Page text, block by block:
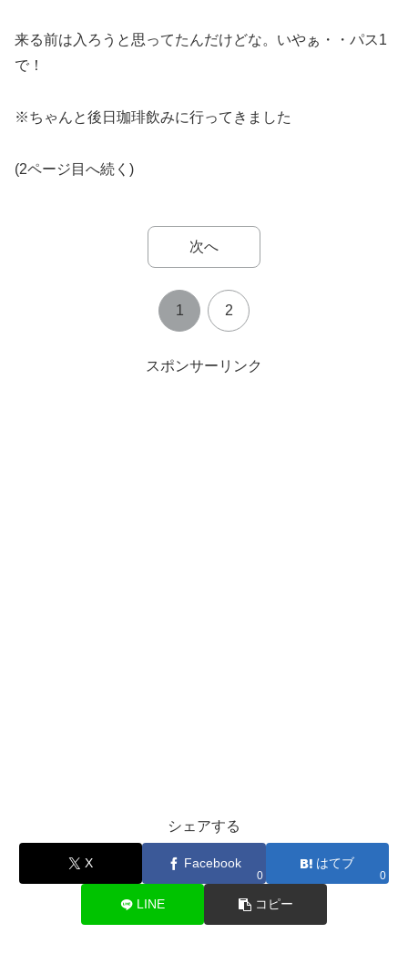
来る前は入ろうと思ってたんだけどな。いやぁ・・パス1
で！
※ちゃんと後日珈琲飲みに行ってきました
(2ページ目へ続く)
次へ
1 2
スポンサーリンク
シェアする
X Facebook
0
はてブ
0
LINE コピー